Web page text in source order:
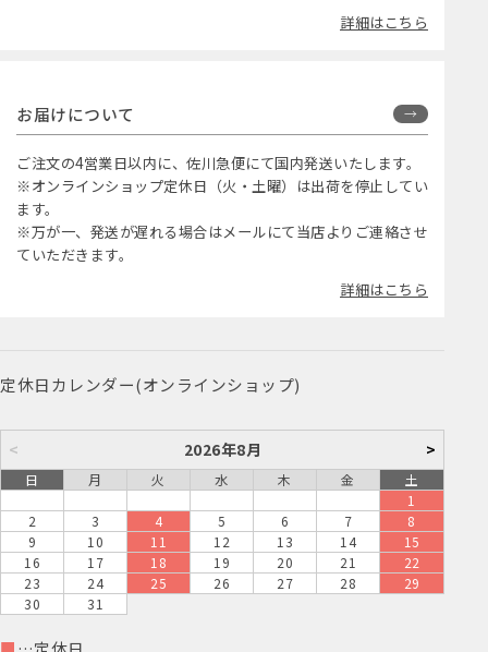
詳細はこちら
お届けについて
ご注文の4営業日以内に、佐川急便にて国内発送いたします。
※オンラインショップ定休日（火・土曜）は出荷を停止してい
ます。
※万が一、発送が遅れる場合はメールにて当店よりご連絡させ
ていただきます。
詳細はこちら
定休日カレンダー(オンラインショップ)
< 2026年8月 >
日 月 火 水 木 金
土
1
2
3 4 5 6 7
8
9
10 11 12 13 14
15
16
17 18 19 20 21
22
23
24 25 26 27 28
29
30
31